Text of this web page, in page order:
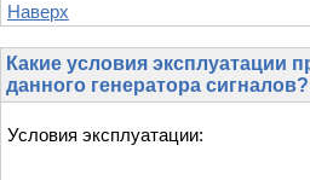
Наверх
Какие условия эксплуатации
данного генератора сигналов?
Условия эксплуатации: